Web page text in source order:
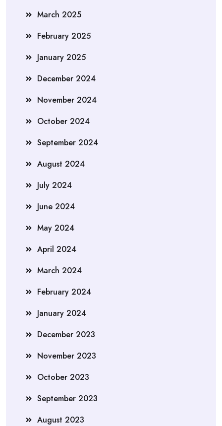
March 2025
February 2025
January 2025
December 2024
November 2024
October 2024
September 2024
August 2024
July 2024
June 2024
May 2024
April 2024
March 2024
February 2024
January 2024
December 2023
November 2023
October 2023
September 2023
August 2023